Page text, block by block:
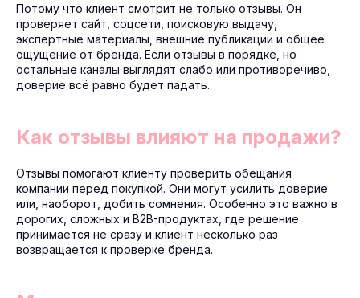
Потому что клиент смотрит не только отзывы. Он
проверяет сайт, соцсети, поисковую выдачу,
экспертные материалы, внешние публикации и общее
ощущение от бренда. Если отзывы в порядке, но
остальные каналы выглядят слабо или противоречиво,
доверие всё равно будет падать.
Как отзывы влияют на продажи?
Отзывы помогают клиенту проверить обещания
компании перед покупкой. Они могут усилить доверие
или, наоборот, добить сомнения. Особенно это важно в
дорогих, сложных и B2B-продуктах, где решение
принимается не сразу и клиент несколько раз
возвращается к проверке бренда.